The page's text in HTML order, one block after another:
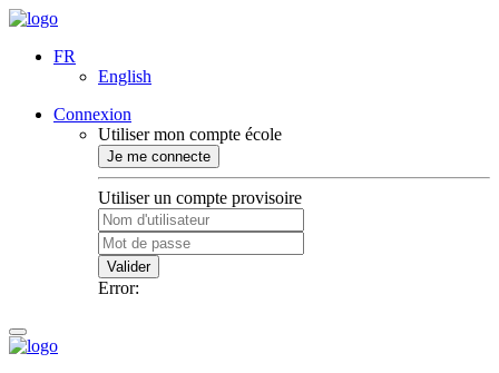
FR
English
Connexion
Utiliser mon compte école
Je me connecte
Utiliser un compte provisoire
Valider
Error: